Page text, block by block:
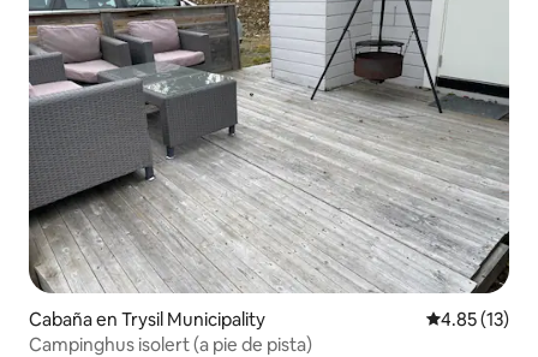
Cabaña en Trysil Municipality Calificación
4.85 (13)
Campinghus isolert (a pie de pista)